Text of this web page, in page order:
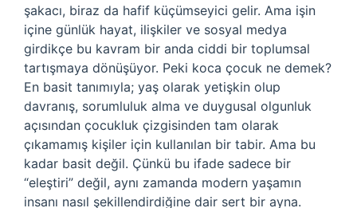
şakacı, biraz da hafif küçümseyici gelir. Ama işin
içine günlük hayat, ilişkiler ve sosyal medya
girdikçe bu kavram bir anda ciddi bir toplumsal
tartışmaya dönüşüyor. Peki koca çocuk ne demek?
En basit tanımıyla; yaş olarak yetişkin olup
davranış, sorumluluk alma ve duygusal olgunluk
açısından çocukluk çizgisinden tam olarak
çıkamamış kişiler için kullanılan bir tabir. Ama bu
kadar basit değil. Çünkü bu ifade sadece bir
“eleştiri” değil, aynı zamanda modern yaşamın
insanı nasıl şekillendirdiğine dair sert bir ayna.